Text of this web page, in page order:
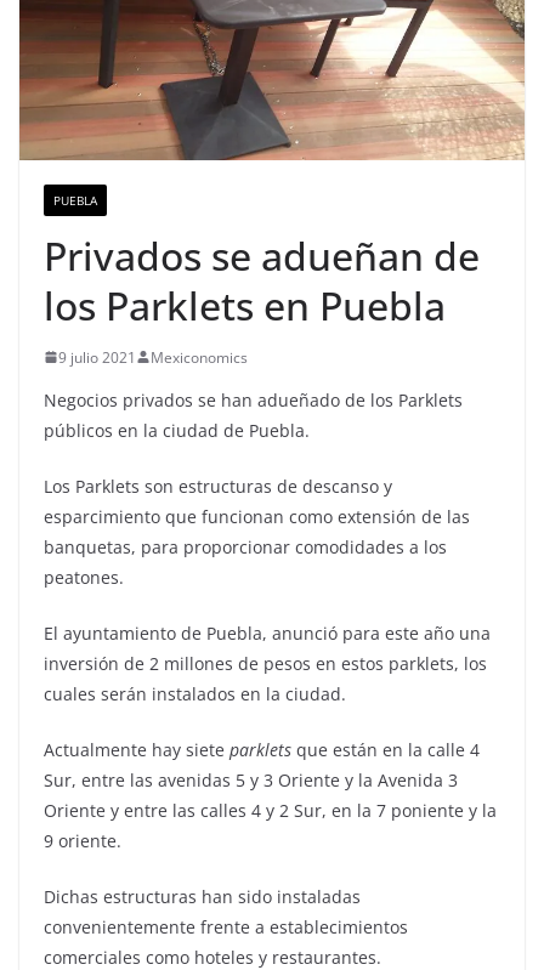
PUEBLA
Privados se adueñan de
los Parklets en Puebla
9 julio 2021 Mexiconomics
Negocios privados se han adueñado de los Parklets
públicos en la ciudad de Puebla.
Los Parklets son estructuras de descanso y
esparcimiento que funcionan como extensión de las
banquetas, para proporcionar comodidades a los
peatones.
El ayuntamiento de Puebla, anunció para este año una
inversión de 2 millones de pesos en estos parklets, los
cuales serán instalados en la ciudad.
Actualmente hay siete parklets que están en la calle 4
Sur, entre las avenidas 5 y 3 Oriente y la Avenida 3
Oriente y entre las calles 4 y 2 Sur, en la 7 poniente y la
9 oriente.
Dichas estructuras han sido instaladas
convenientemente frente a establecimientos
comerciales como hoteles y restaurantes.